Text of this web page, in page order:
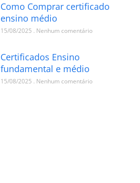
Como Comprar certificado
ensino médio
15/08/2025 Nenhum comentário
Certificados Ensino
fundamental e médio
15/08/2025 Nenhum comentário